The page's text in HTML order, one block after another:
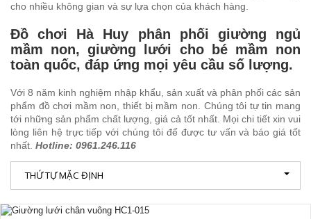
cho nhiều không gian và sự lựa chọn của khách hàng.
Đồ chơi Hà Huy phân phối giường ngủ
mầm non, giường lưới cho bé mầm non
toàn quốc, đáp ứng mọi yêu cầu số lượng.
Với 8 năm kinh nghiệm nhập khẩu, sản xuất và phân phối các sản
phẩm đồ chơi mầm non, thiết bị mầm non. Chúng tôi tự tin mang
tới những sản phẩm chất lượng, giá cả tốt nhất. Mọi chi tiết xin vui
lòng liên hệ trực tiếp với chúng tôi để được tư vấn và báo giá tốt
nhất. Hotline: 0961.246.116
THỨ TỰ MẶC ĐỊNH